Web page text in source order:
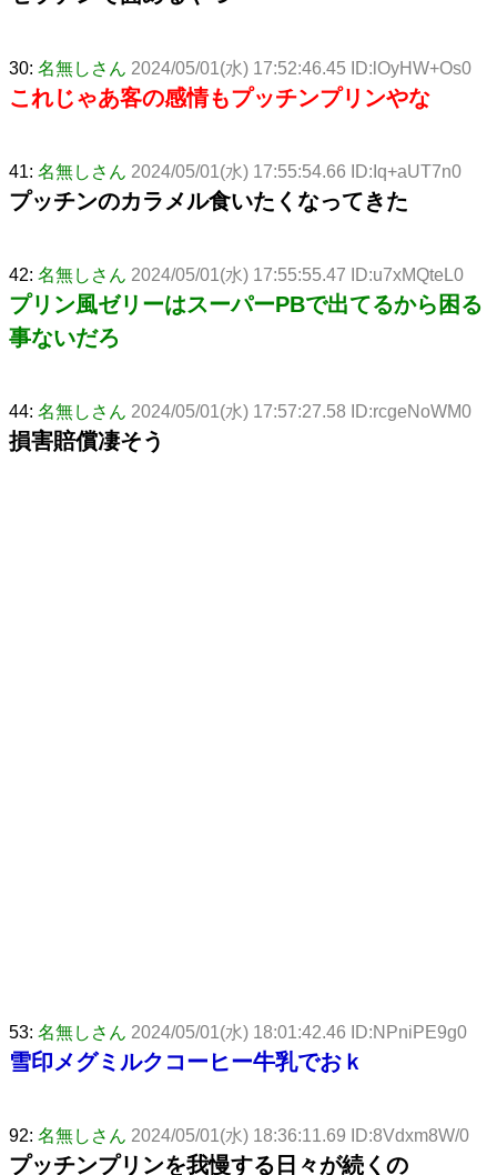
30: 名無しさん 2024/05/01(水) 17:52:46.45 ID:lOyHW+Os0
これじゃあ客の感情もプッチンプリンやな
41: 名無しさん 2024/05/01(水) 17:55:54.66 ID:Iq+aUT7n0
プッチンのカラメル食いたくなってきた
42: 名無しさん 2024/05/01(水) 17:55:55.47 ID:u7xMQteL0
プリン風ゼリーはスーパーPBで出てるから困る
事ないだろ
44: 名無しさん 2024/05/01(水) 17:57:27.58 ID:rcgeNoWM0
損害賠償凄そう
53: 名無しさん 2024/05/01(水) 18:01:42.46 ID:NPniPE9g0
雪印メグミルクコーヒー牛乳でおｋ
92: 名無しさん 2024/05/01(水) 18:36:11.69 ID:8Vdxm8W/0
プッチンプリンを我慢する日々が続くの